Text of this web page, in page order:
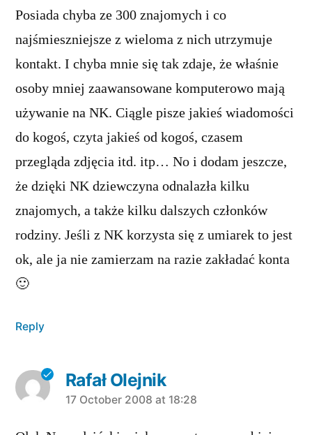
Posiada chyba ze 300 znajomych i co
najśmieszniejsze z wieloma z nich utrzymuje
kontakt. I chyba mnie się tak zdaje, że właśnie
osoby mniej zaawansowane komputerowo mają
używanie na NK. Ciągle pisze jakieś wiadomości
do kogoś, czyta jakieś od kogoś, czasem
przegląda zdjęcia itd. itp… No i dodam jeszcze,
że dzięki NK dziewczyna odnalazła kilku
znajomych, a także kilku dalszych członków
rodziny. Jeśli z NK korzysta się z umiarek to jest
ok, ale ja nie zamierzam na razie zakładać konta
🙂
Reply
Rafał Olejnik
says:
17 October 2008 at 18:28